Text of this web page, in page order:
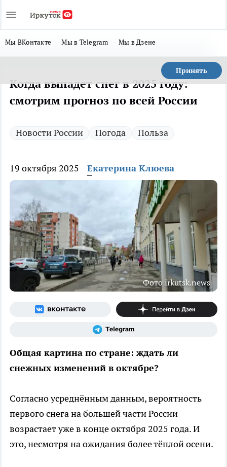
Мы ВКонтакте Мы в Telegram Мы в Дзене
Принять
Когда выпадет снег в 2025 году:
смотрим прогноз по всей России
Новости России Погода Польза
19 октября 2025 Екатерина Клюева
Фото irkutsk.news
Общая картина по стране: ждать ли
снежных изменений в октябре?
Согласно усреднённым данным, вероятность
первого снега на большей части России
возрастает уже в конце октября 2025 года. И
это, несмотря на ожидания более тёплой осени.